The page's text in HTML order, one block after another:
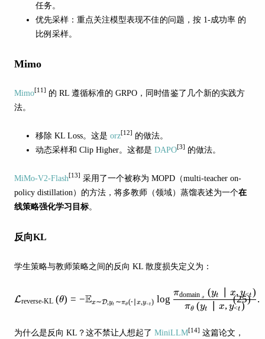
任务。
优先采样：重点关注模型表现不佳的问题，按 1-成功率 的
比例采样。
Mimo
Mimo [11]
的 RL 遵循标准的 GRPO，同时借鉴了几个新的实践方
法。
移除 KL Loss。这是 orz [12]
的做法。
动态采样和 Clip Higher。这都是 DAPO [3] 的做法。
MiMo-V2-Flash [13]
采用了一个被称为 MOPD（multi-teacher on-
policy distillation）的方法，将多教师（领域）蒸馏表述为一个在
线策略强化学习目标。
反向KL
学生策略与教师策略之间的反向 KL 散度损失定义为：
\mathcal{L}_{\text
Lreverse-KL (θ) = −Ex∼D,yt ∼πθ(⋅ ∣x,y<t) log
πθ (yt x,y<t)
πdomain x (yt x,y<t)
.
(25)
为什么是反向 KL？这不禁让人想起了 MiniLLM[14] 这篇论文，